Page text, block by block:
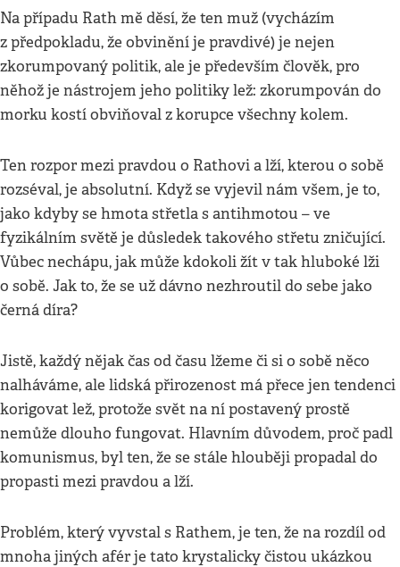
Na případu Rath mě děsí, že ten muž (vycházím
z předpokladu, že obvinění je pravdivé) je nejen
zkorumpovaný politik, ale je především člověk, pro
něhož je nástrojem jeho politiky lež: zkorumpován do
morku kostí obviňoval z korupce všechny kolem.
Ten rozpor mezi pravdou o Rathovi a lží, kterou o sobě
rozséval, je absolutní. Když se vyjevil nám všem, je to,
jako kdyby se hmota střetla s antihmotou – ve
fyzikálním světě je důsledek takového střetu zničující.
Vůbec nechápu, jak může kdokoli žít v tak hluboké lži
o sobě. Jak to, že se už dávno nezhroutil do sebe jako
černá díra?
Jistě, každý nějak čas od času lžeme či si o sobě něco
nalháváme, ale lidská přirozenost má přece jen tendenci
korigovat lež, protože svět na ní postavený prostě
nemůže dlouho fungovat. Hlavním důvodem, proč padl
komunismus, byl ten, že se stále hlouběji propadal do
propasti mezi pravdou a lží.
Problém, který vyvstal s Rathem, je ten, že na rozdíl od
mnoha jiných afér je tato krystalicky čistou ukázkou